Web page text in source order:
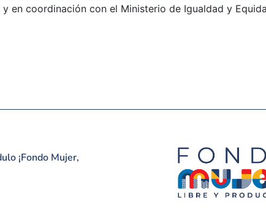
en coordinación con el Ministerio de Igualdad y
¡Fondo Mujer,